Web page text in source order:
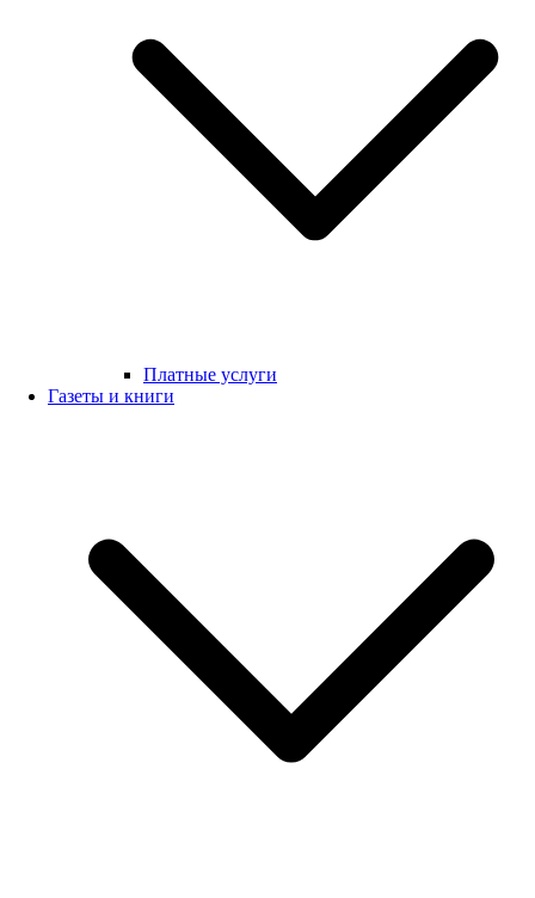
Платные услуги
Газеты и книги